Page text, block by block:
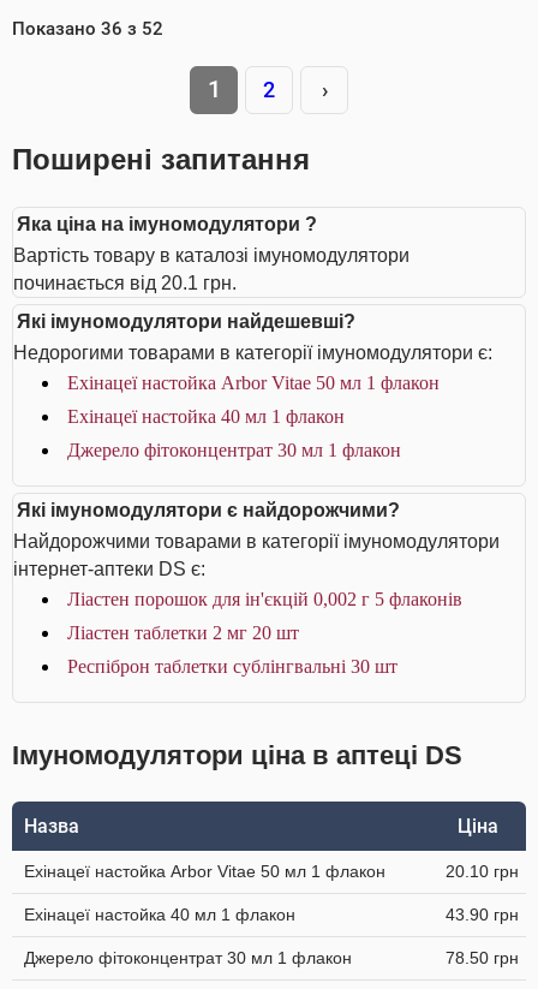
Показано 36 з 52
1 2 ›
Поширені запитання
Яка ціна на імуномодулятори ?
Вартість товару в каталозі імуномодулятори
починається від 20.1 грн.
Які імуномодулятори найдешевші?
Недорогими товарами в категорії імуномодулятори є:
Ехінацеї настойка Arbor Vitae 50 мл 1 флакон
Ехінацеї настойка 40 мл 1 флакон
Джерело фітоконцентрат 30 мл 1 флакон
Які імуномодулятори є найдорожчими?
Найдорожчими товарами в категорії імуномодулятори
інтернет-аптеки DS є:
Ліастен порошок для ін'єкцій 0,002 г 5 флаконів
Ліастен таблетки 2 мг 20 шт
Респіброн таблетки сублінгвальні 30 шт
Імуномодулятори ціна в аптеці DS
Назва Ціна
Ехінацеї настойка Arbor Vitae 50 мл 1 флакон 20.10 грн
Ехінацеї настойка 40 мл 1 флакон 43.90 грн
Джерело фітоконцентрат 30 мл 1 флакон 78.50 грн